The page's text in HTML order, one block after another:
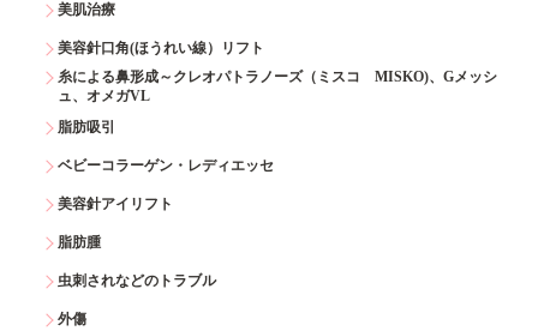
美肌治療
美容針口角(ほうれい線）リフト
糸による鼻形成～クレオパトラノーズ（ミスコ MISKO)、Gメッシ
ュ、オメガVL
脂肪吸引
ベビーコラーゲン・レディエッセ
美容針アイリフト
脂肪腫
虫刺されなどのトラブル
外傷